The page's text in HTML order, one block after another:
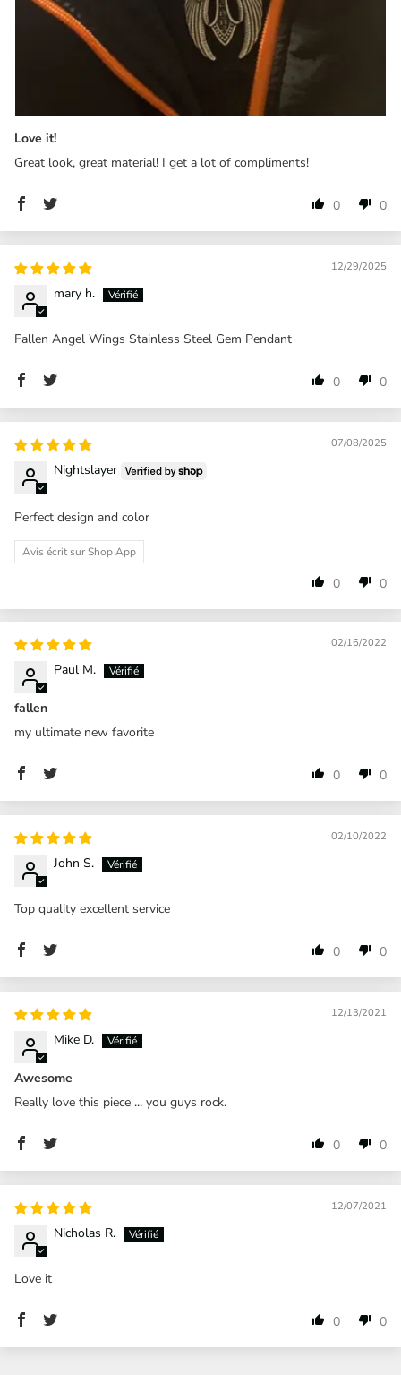
Love it!
Great look, great material! I get a lot of compliments!
0 0
12/29/2025
mary h.
Fallen Angel Wings Stainless Steel Gem Pendant
0 0
07/08/2025
Nightslayer
Perfect design and color
Avis écrit sur Shop App
0 0
02/16/2022
Paul M.
fallen
my ultimate new favorite
0 0
02/10/2022
John S.
Top quality excellent service
0 0
12/13/2021
Mike D.
Awesome
Really love this piece ... you guys rock.
0 0
12/07/2021
Nicholas R.
Love it
0 0